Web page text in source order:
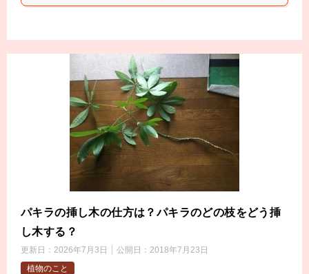
パキラの挿し木の仕方は？パキラのどの枝をどう挿
し木する？
更新日： 2026年7月3日 公開日： 2018年7月23日
植物のこと